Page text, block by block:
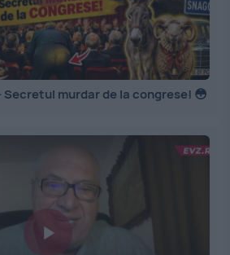
Secretul murdar de la congrese! 😳